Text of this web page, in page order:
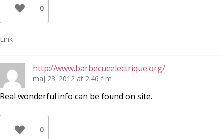
0
Link
http://www.barbecueelectrique.org/
maj 23, 2012 at 2:46 f m
Real wonderful info can be found on site.
0